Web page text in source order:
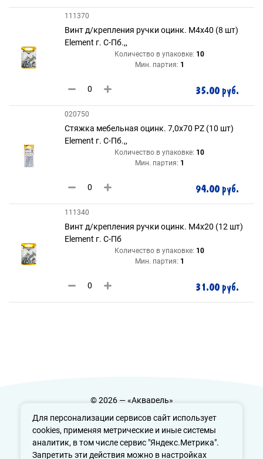
Для персонализации сервисов сайт использует
cookies, применяя метрические и иные системы
аналитик, в том числе сервис "Яндекс.Метрика".
Запретить эти действия можно в настройках
111370
Винт д/крепления ручки оцинк. М4х40 (8 шт)
Element г. С-Пб.,,
Количество в упаковке: 10
Мин. партия: 1
35.00 руб.
020750
Стяжка мебельная оцинк. 7,0х70 РZ (10 шт)
Element г. С-Пб.,,
Количество в упаковке: 10
Мин. партия: 1
94.00 руб.
111340
Винт д/крепления ручки оцинк. М4х20 (12 шт)
Element г. С-Пб
Количество в упаковке: 10
Мин. партия: 1
31.00 руб.
© 2026 — «Акварель»
Политика конфиденциальности